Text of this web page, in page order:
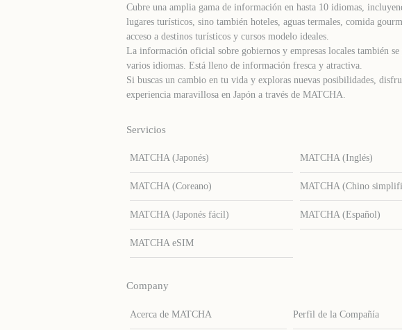
Cubre una amplia gama de información en hasta 10 idiomas,
lugares turísticos, sino también hoteles, aguas termales, comida
acceso a destinos turísticos y cursos modelo ideales.
La información oficial sobre gobiernos y empresas locales también se
varios idiomas. Está lleno de información fresca y atractiva.
Si buscas un cambio en tu vida y exploras nuevas posibilidades,
experiencia maravillosa en Japón a través de MATCHA.
Servicios
MATCHA (Japonés) MATCHA (Inglés)
MATCHA (Coreano) MATCHA (Chino
MATCHA (Japonés fácil) MATCHA (Español)
MATCHA eSIM
Company
Acerca de MATCHA Perfil de la Compañía